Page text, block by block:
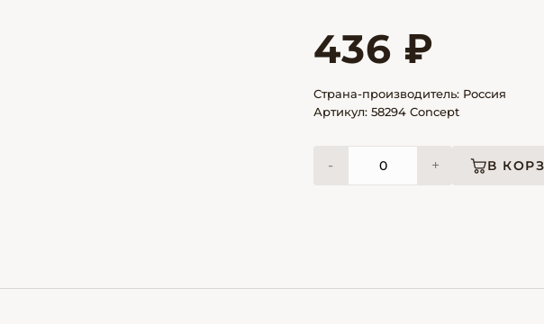
436 ₽
Страна-производитель: Россия
Артикул: 58294 Concept
- + В